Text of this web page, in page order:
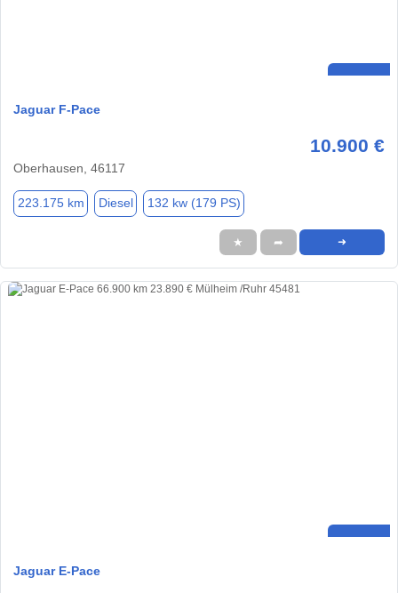
Jaguar F-Pace
10.900 €
Oberhausen, 46117
223.175 km Diesel 132 kw (179 PS)
★ ➦ ➜
Jaguar E-Pace